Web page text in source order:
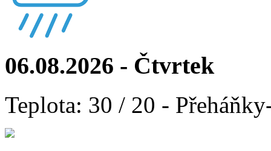
06.08.2026 - Čtvrtek
Teplota: 30 / 20 -